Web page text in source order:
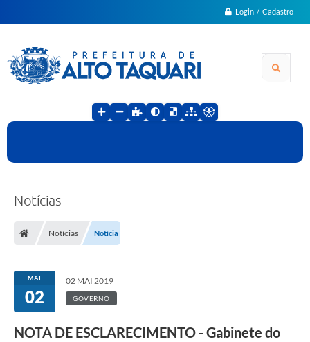
Login / Cadastro
Notícias
Notícias Notícia
MAI
02
02 MAI 2019
GOVERNO
NOTA DE ESCLARECIMENTO - Gabinete do